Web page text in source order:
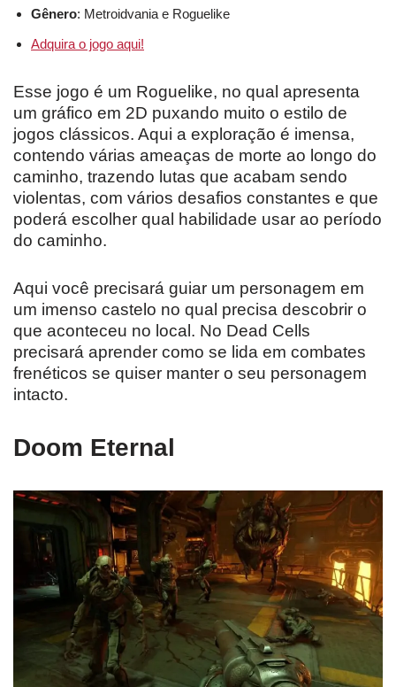
Gênero: Metroidvania e Roguelike
Adquira o jogo aqui!
Esse jogo é um Roguelike, no qual apresenta
um gráfico em 2D puxando muito o estilo de
jogos clássicos. Aqui a exploração é imensa,
contendo várias ameaças de morte ao longo do
caminho, trazendo lutas que acabam sendo
violentas, com vários desafios constantes e que
poderá escolher qual habilidade usar ao período
do caminho.
Aqui você precisará guiar um personagem em
um imenso castelo no qual precisa descobrir o
que aconteceu no local. No Dead Cells
precisará aprender como se lida em combates
frenéticos se quiser manter o seu personagem
intacto.
Doom Eternal